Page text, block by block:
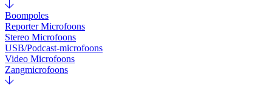
Boompoles
Reporter Microfoons
Stereo Microfoons
USB/Podcast-microfoons
Video Microfoons
Zangmicrofoons